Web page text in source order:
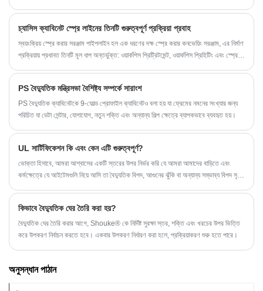
চ্যাসিস ক্যাবিনেট স্প্রে লাইনের তিনটি গুরুত্বপূর্ণ প্রক্রিয়া প্রবাহ
স্বয়ংক্রিয় স্প্রে করার সরঞ্জাম পাইপলাইন হল এক ধরণের দক্ষ স্প্রে করার কনভেয়িং সরঞ্জাম, এর নির্মাণ
প্রক্রিয়ায় প্রধানত তিনটি মূল ধাপ অন্তর্ভুক্ত: ওয়ার্কপিস প্রিট্রিটমেন্ট, ওয়ার্কপিস প্রিহিটিং এবং স্প্রে
PS বৈদ্যুতিক মন্ত্রিসভা বৈশিষ্ট্য সম্পর্কে সারাংশ
PS বৈদ্যুতিক ক্যাবিনেটকে 9-ফোল্ড প্রোফাইল ক্যাবিনেটও বলা হয় যা ফ্রেমের নমনের সংখ্যার জন্য
পরিচিত যা ডেটা সেন্টার, যোগাযোগ, নতুন শক্তি এবং অন্যান্য শিল্প ক্ষেত্রে ব্যাপকভাবে ব্যবহৃত হয়।
UL সার্টিফিকেশন কি এবং কেন এটি গুরুত্বপূর্ণ?
ভোক্তা হিসাবে, আমরা আশ্বাসের একটি স্তরের উপর নির্ভর করি যে আমরা আমাদের বাড়িতে এবং
কর্মক্ষেত্রে যে আইটেমগুলি নিয়ে আসি তা বৈদ্যুতিক বিপদ, আগুনের ঝুঁকি বা অন্যান্য সম্ভাব্য বিপদ সৃষ্টি
কিভাবে বৈদ্যুতিক ঘের তৈরি করা হয়?
বৈদ্যুতিক ঘের তৈরি করার আগে, Shouke® কে নির্দিষ্ট সুরক্ষা স্তর, শক্তি এবং খরচের উপর ভিত্তি
করে উপকরণ নির্বাচন করতে হবে। একবার উপকরণ নির্ধারণ করা হলে, প্রক্রিয়াকরণ শুরু হতে পারে।
অনুসন্ধান পাঠান